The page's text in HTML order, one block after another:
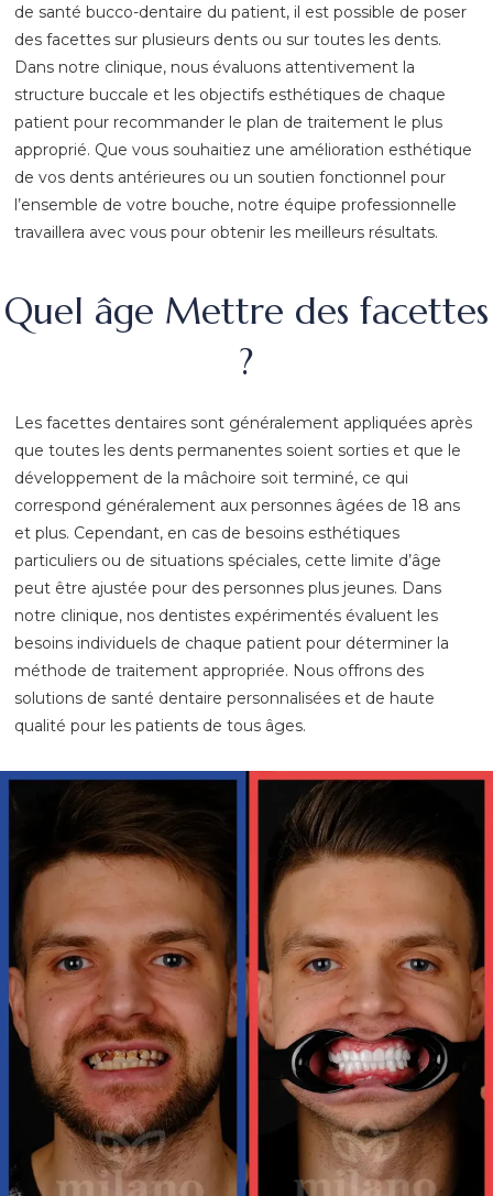
de santé bucco-dentaire du patient, il est possible de poser
des facettes sur plusieurs dents ou sur toutes les dents.
Dans notre clinique, nous évaluons attentivement la
structure buccale et les objectifs esthétiques de chaque
patient pour recommander le plan de traitement le plus
approprié. Que vous souhaitiez une amélioration esthétique
de vos dents antérieures ou un soutien fonctionnel pour
l’ensemble de votre bouche, notre équipe professionnelle
travaillera avec vous pour obtenir les meilleurs résultats.
Quel âge Mettre des facettes
?
Les facettes dentaires sont généralement appliquées après
que toutes les dents permanentes soient sorties et que le
développement de la mâchoire soit terminé, ce qui
correspond généralement aux personnes âgées de 18 ans
et plus. Cependant, en cas de besoins esthétiques
particuliers ou de situations spéciales, cette limite d’âge
peut être ajustée pour des personnes plus jeunes. Dans
notre clinique, nos dentistes expérimentés évaluent les
besoins individuels de chaque patient pour déterminer la
méthode de traitement appropriée. Nous offrons des
solutions de santé dentaire personnalisées et de haute
qualité pour les patients de tous âges.